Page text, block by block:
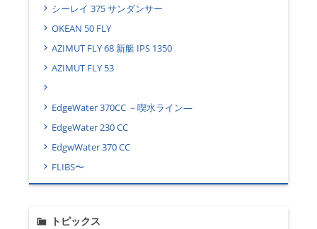
シーレイ 375 サンダンサー
OKEAN 50 FLY
AZIMUT FLY 68 新艇 IPS 1350
AZIMUT FLY 53
EdgeWater 370CC －喫水ライン―
EdgeWater 230 CC
EdgwWater 370 CC
FLIBS〜
トピックス